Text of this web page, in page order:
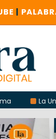
|
La Unesco